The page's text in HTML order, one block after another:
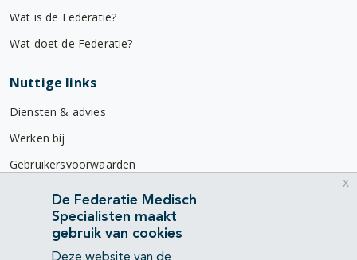
Wat is de Federatie?
Wat doet de Federatie?
Nuttige links
Diensten & advies
Werken bij
Gebruikersvoorwaarden
Privacyverklaring
Contact
Mercatorlaan 1200
De Federatie Medisch
Specialisten maakt
gebruik van cookies
x